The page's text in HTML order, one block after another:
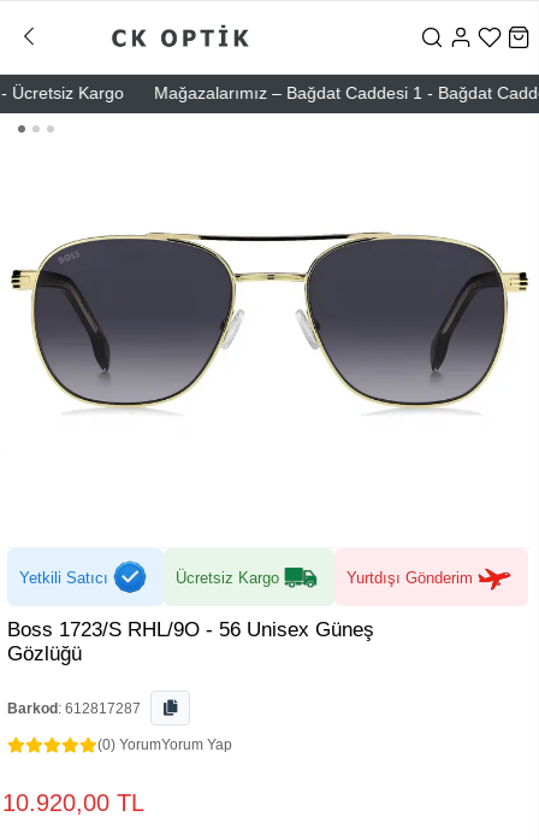
Kargo Mağazalarımız – Bağdat Caddesi 1 - Bağdat
Yetkili Satıcı Ücretsiz Kargo Yurtdışı Gönderim
Boss 1723/S RHL/9O - 56 Unisex Güneş
Gözlüğü
Barkod : 612817287
(0) YorumYorum Yap
10.920,00 TL